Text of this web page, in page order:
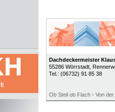
Dachdeckermeister
55286 Wörrstadt,
Tel.: (06732) 91 85 38
Ob Steil ob Flach - Von